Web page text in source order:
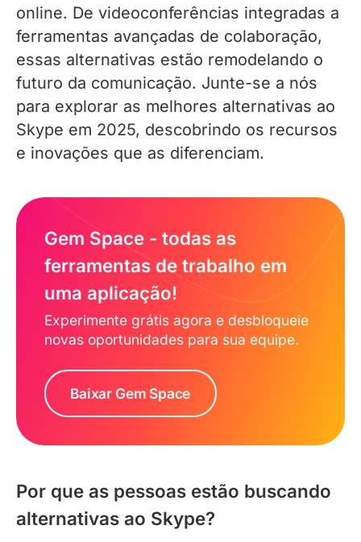
online. De videoconferências integradas a
ferramentas avançadas de colaboração,
essas alternativas estão remodelando o
futuro da comunicação. Junte-se a nós
para explorar as melhores alternativas ao
Skype em 2025, descobrindo os recursos
e inovações que as diferenciam.
Gem Space - todas as
ferramentas de trabalho em
uma aplicação!
Experimente grátis agora e desbloqueie
novas oportunidades para sua equipe.
Baixar Gem Space
Por que as pessoas estão buscando
alternativas ao Skype?